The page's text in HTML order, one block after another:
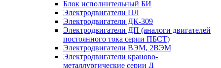
Блок исполнительный БИ
Электродвигатели ПЛ
Электродвигатели ДК-309
Электродвигатели ДП (аналоги двигателей
постоянного тока серии ПБСТ)
Электродвигатели ВЭМ, 2ВЭМ
Электродвигатели краново-
металлургические серии Д